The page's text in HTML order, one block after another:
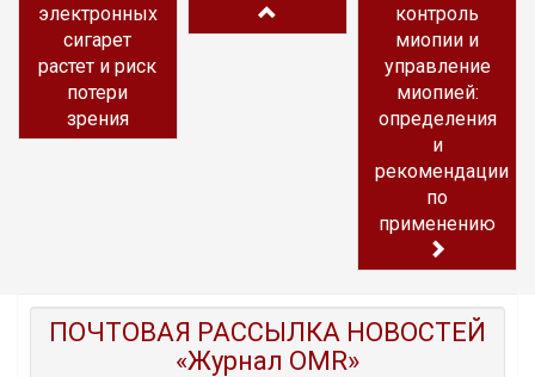
электронных
сигарет
растет и риск
потери
зрения
контроль
миопии и
управление
миопией:
определения
и
рекомендации
по
применению
ПОЧТОВАЯ РАССЫЛКА НОВОСТЕЙ
«Журнал OMR»